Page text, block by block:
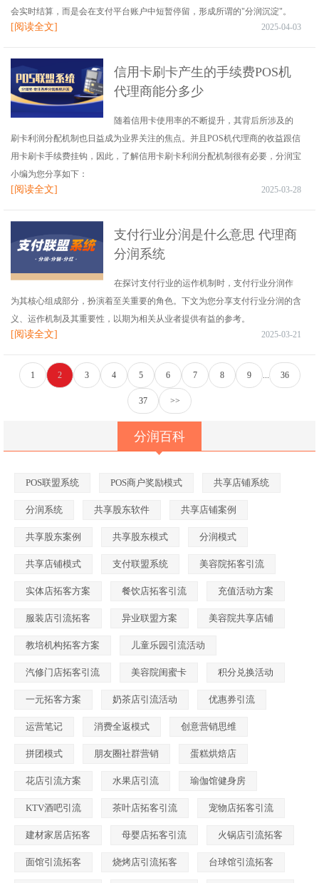
会实时结算，而是会在支付平台账户中短暂停留，形成所谓的"分润沉淀"。
[阅读全文] 2025-04-03
信用卡刷卡产生的手续费POS机
代理商能分多少
随着信用卡使用率的不断提升，其背后所涉及的
刷卡利润分配机制也日益成为业界关注的焦点。并且POS机代理商的收益跟信
用卡刷卡手续费挂钩，因此，了解信用卡刷卡利润分配机制很有必要，分润宝
小编为您分享如下：
[阅读全文] 2025-03-28
支付行业分润是什么意思 代理商
分润系统
在探讨支付行业的运作机制时，支付行业分润作
为其核心组成部分，扮演着至关重要的角色。下文为您分享支付行业分润的含
义、运作机制及其重要性，以期为相关从业者提供有益的参考。
[阅读全文] 2025-03-21
1 2 3 4 5 6 7 8 9 ... 36
37 >>
分润百科
POS联盟系统 POS商户奖励模式 共享店铺系统
分润系统 共享股东软件 共享店铺案例
共享股东案例 共享股东模式 分润模式
共享店铺模式 支付联盟系统 美容院拓客引流
实体店拓客方案 餐饮店拓客引流 充值活动方案
服装店引流拓客 异业联盟方案 美容院共享店铺
教培机构拓客方案 儿童乐园引流活动
汽修门店拓客引流 美容院闺蜜卡 积分兑换活动
一元拓客方案 奶茶店引流活动 优惠券引流
运营笔记 消费全返模式 创意营销思维
拼团模式 朋友圈社群营销 蛋糕烘焙店
花店引流方案 水果店引流 瑜伽馆健身房
KTV酒吧引流 茶叶店拓客引流 宠物店拓客引流
建材家居店拓客 母婴店拓客引流 火锅店引流拓客
面馆引流拓客 烧烤店引流拓客 台球馆引流拓客